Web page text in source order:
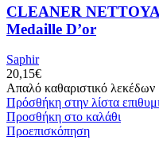
CLEANER
Medaille D’or
Saphir
20,15€
Απαλό καθαριστικό λεκέδων
Πρόσθήκη στην λίστα
Προσθήκη στο καλάθι
Προεπισκόπηση